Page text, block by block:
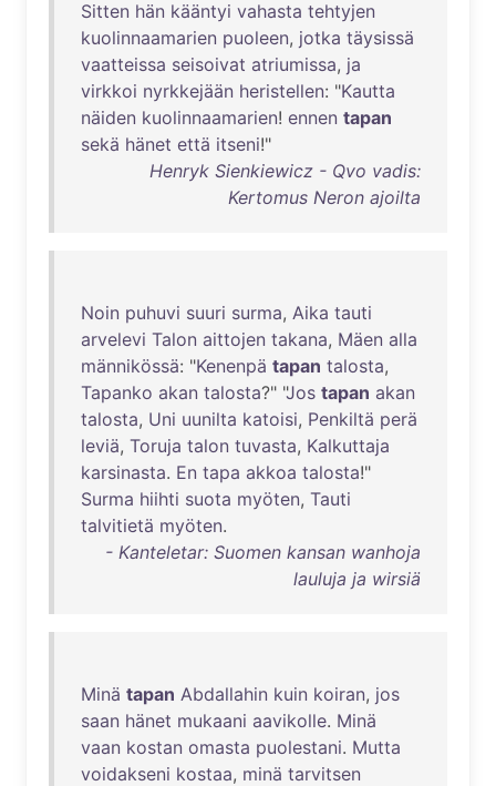
Sitten hän kääntyi vahasta tehtyjen
kuolinnaamarien puoleen, jotka täysissä
vaatteissa seisoivat atriumissa, ja
virkkoi nyrkkejään heristellen: "Kautta
näiden kuolinnaamarien! ennen tapan
sekä hänet että itseni!"
Henryk Sienkiewicz - Qvo vadis:
Kertomus Neron ajoilta
Noin puhuvi suuri surma, Aika tauti
arvelevi Talon aittojen takana, Mäen alla
männikössä: "Kenenpä tapan talosta,
Tapanko akan talosta?" "Jos tapan akan
talosta, Uni uunilta katoisi, Penkiltä perä
leviä, Toruja talon tuvasta, Kalkuttaja
karsinasta. En tapa akkoa talosta!"
Surma hiihti suota myöten, Tauti
talvitietä myöten.
- Kanteletar: Suomen kansan wanhoja
lauluja ja wirsiä
Minä tapan Abdallahin kuin koiran, jos
saan hänet mukaani aavikolle. Minä
vaan kostan omasta puolestani. Mutta
voidakseni kostaa, minä tarvitsen